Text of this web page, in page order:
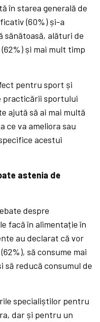
în starea generală de
(60%) și-a
sănătoasă, alături de
și mai mult timp
pentru sport și
practicării sportului
ajută să ai mai multă
ce va ameliora sau
acestui
astenia de
despre
facă în alimentație în
au declarat că vor
să consume mai
să reducă consumul de
specialiștilor pentru
dar și pentru un